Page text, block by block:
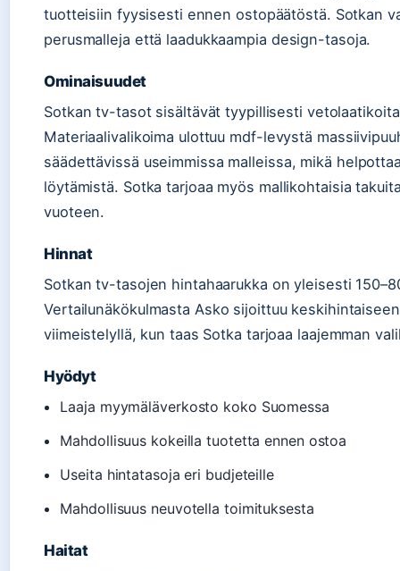
tuotteisiin fyysisesti ennen ostopäätöstä. Sotkan
perusmalleja että laadukkaampia design-tasoja.
Ominaisuudet
Sotkan tv-tasot sisältävät tyypillisesti
Materiaalivalikoima ulottuu mdf-levystä
säädettävissä useimmissa malleissa, mikä
löytämistä. Sotka tarjoaa myös mallikohtaisia
vuoteen.
Hinnat
Sotkan tv-tasojen hintahaarukka on yleisesti
Vertailunäkökulmasta Asko sijoittuu
viimeistelyllä, kun taas Sotka tarjoaa laajemman
Hyödyt
Laaja myymäläverkosto koko Suomessa
Mahdollisuus kokeilla tuotetta ennen ostoa
Useita hintatasoja eri budjeteille
Mahdollisuus neuvotella toimituksesta
Haitat